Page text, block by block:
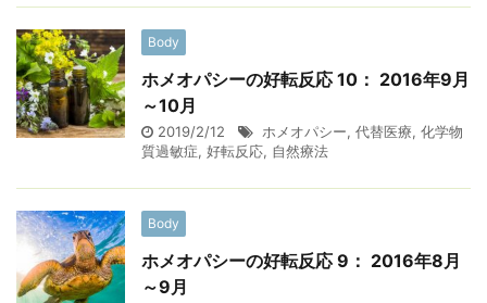
Body
ホメオパシーの好転反応 10： 2016年9月
～10月
2019/2/12 ホメオパシー, 代替医療, 化学物
質過敏症, 好転反応, 自然療法
Body
ホメオパシーの好転反応 9： 2016年8月
～9月